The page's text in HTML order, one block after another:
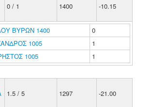
0 / 1 1400 -10.15
ΒΥΡΩΝ 1400
0
1005
1
1005
1
1.5 / 5 1297 -21.00